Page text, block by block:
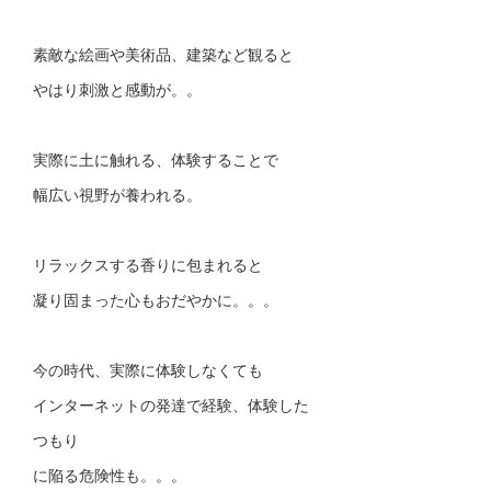
素敵な絵画や美術品、建築など観ると
やはり刺激と感動が。。
実際に土に触れる、体験することで
幅広い視野が養われる。
リラックスする香りに包まれると
凝り固まった心もおだやかに。。。
今の時代、実際に体験しなくても
インターネットの発達で経験、体験した
つもり
に陥る危険性も。。。